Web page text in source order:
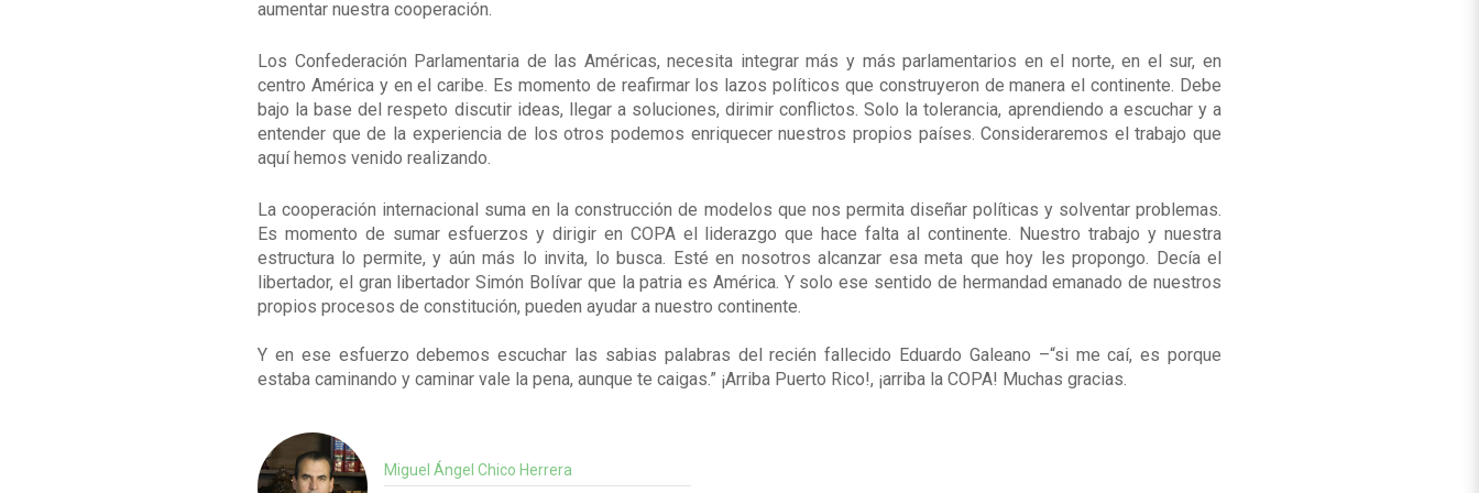
aumentar nuestra cooperación.
Los Confederación Parlamentaria de las Américas, necesita integrar más y más parlamentarios en el norte, en el sur, en
centro América y en el caribe. Es momento de reafirmar los lazos políticos que construyeron de manera el continente. Debe
bajo la base del respeto discutir ideas, llegar a soluciones, dirimir conflictos. Solo la tolerancia, aprendiendo a escuchar y a
entender que de la experiencia de los otros podemos enriquecer nuestros propios países. Consideraremos el trabajo que
aquí hemos venido realizando.
La cooperación internacional suma en la construcción de modelos que nos permita diseñar políticas y solventar problemas.
Es momento de sumar esfuerzos y dirigir en COPA el liderazgo que hace falta al continente. Nuestro trabajo y nuestra
estructura lo permite, y aún más lo invita, lo busca. Esté en nosotros alcanzar esa meta que hoy les propongo. Decía el
libertador, el gran libertador Simón Bolívar que la patria es América. Y solo ese sentido de hermandad emanado de nuestros
propios procesos de constitución, pueden ayudar a nuestro continente.
Y en ese esfuerzo debemos escuchar las sabias palabras del recién fallecido Eduardo Galeano –“si me caí, es porque
estaba caminando y caminar vale la pena, aunque te caigas.” ¡Arriba Puerto Rico!, ¡arriba la COPA! Muchas gracias.
Miguel Ángel Chico Herrera